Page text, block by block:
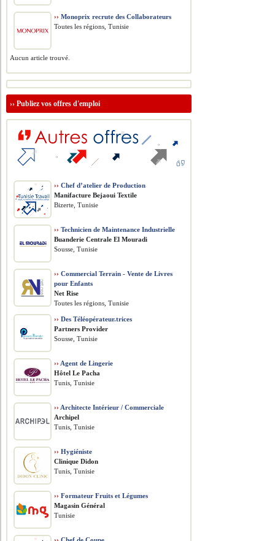
›› Monoprix recrute des Collaborateurs
Toutes les régions, Tunisie
Aucun article trouvé.
››Publiez vos offres d'emploi
›› Chef d’atelier de Production
Manifacture Bejaoui Textile
Bizerte, Tunisie
›› Technicien de Maintenance Industrielle
Buanderie Centrale El Mouradi
Sousse, Tunisie
›› Commercial Terrain - Vente de Livres
pour Enfants
Net Rise
Toutes les régions, Tunisie
›› Des Téléopérateur.trices
Partners Provider
Sousse, Tunisie
›› Agent de Lingerie
Hôtel Le Pacha
Tunis, Tunisie
›› Architecte Intérieur / Commerciale
Archipel
Tunis, Tunisie
›› Hygiéniste
Clinique Didon
Tunis, Tunisie
›› Formateur Fruits et Légumes
Magasin Général
Tunisie